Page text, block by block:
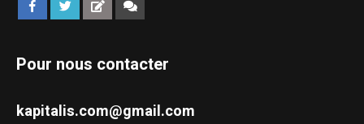
Pour nous contacter
kapitalis.com@gmail.com